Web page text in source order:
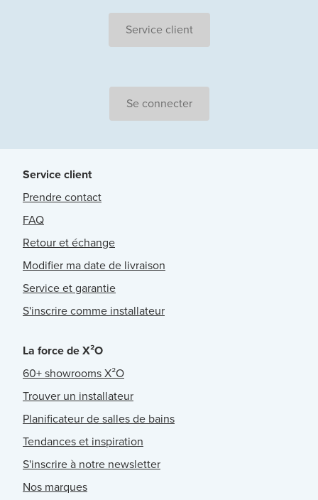
Service client
Se connecter
Service client
Prendre contact
FAQ
Retour et échange
Modifier ma date de livraison
Service et garantie
S'inscrire comme installateur
La force de X²O
60+ showrooms X²O
Trouver un installateur
Planificateur de salles de bains
Tendances et inspiration
S'inscrire à notre newsletter
Nos marques